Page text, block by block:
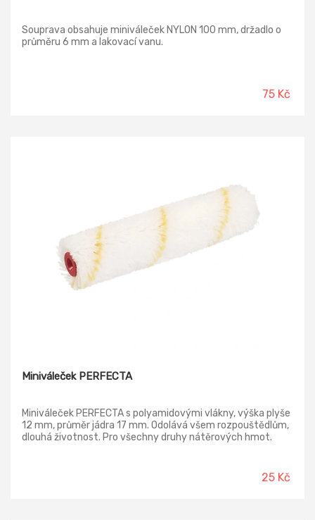
Souprava obsahuje miniváleček NYLON 100 mm, držadlo o
průměru 6 mm a lakovací vanu.
75 Kč
Miniváleček PERFECTA
Miniváleček PERFECTA s polyamidovými vlákny, výška plyše
12 mm, průměr jádra 17 mm. Odolává všem rozpouštědlům,
dlouhá životnost. Pro všechny druhy nátěrových hmot.
25 Kč